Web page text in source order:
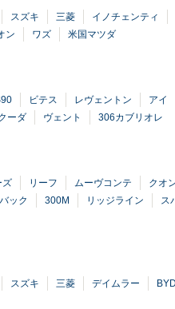
スズキ 三菱 イノチェンティ
ン ワズ 米国マツダ
ビテス レヴェントン アイ
ーダ ヴェント 306カブリオレ
ズ リーフ ムーヴコンテ クオ
ック 300M リッジライン ス
スズキ 三菱 デイムラー BYD